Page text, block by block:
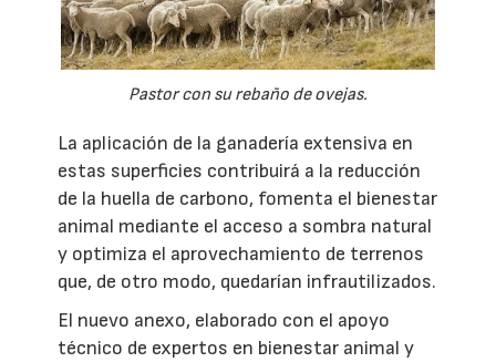
Pastor con su rebaño de ovejas.
La aplicación de la ganadería extensiva en
estas superficies contribuirá a la reducción
de la huella de carbono, fomenta el bienestar
animal mediante el acceso a sombra natural
y optimiza el aprovechamiento de terrenos
que, de otro modo, quedarían infrautilizados.
El nuevo anexo, elaborado con el apoyo
técnico de expertos en bienestar animal y